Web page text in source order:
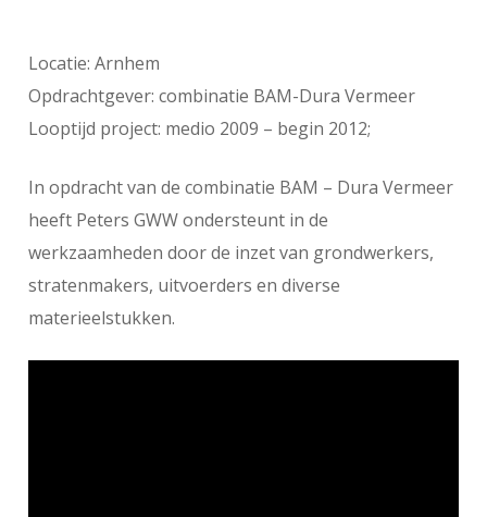
Locatie: Arnhem
Opdrachtgever: combinatie BAM-Dura Vermeer
Looptijd project: medio 2009 – begin 2012;
In opdracht van de combinatie BAM – Dura Vermeer
heeft Peters GWW ondersteunt in de
werkzaamheden door de inzet van grondwerkers,
stratenmakers, uitvoerders en diverse
materieelstukken.